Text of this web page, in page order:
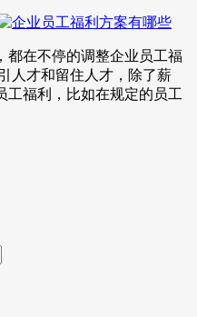
都在不停的调整企业员工福
人才和留住人才，除了薪
工福利，比如在规定的员工